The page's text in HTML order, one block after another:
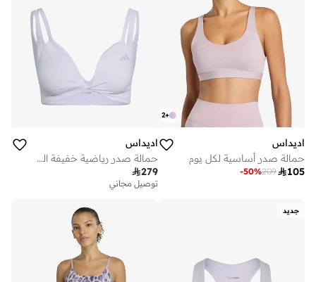
+
2
اديداس
حمالة صدر أساسية لكل يوم
105
209
-50%
اديداس
حمالة صدر رياضية خفيفة الدعم قابلة للعكس من Optime Workout Twist.
279
توصيل مجاني
جديد